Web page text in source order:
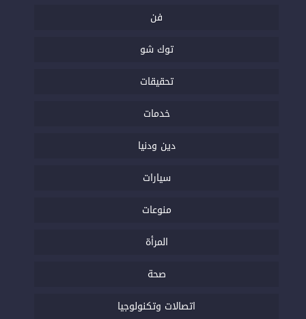
فن
توك شو
تحقيقات
خدمات
دين ودنيا
سيارات
منوعات
المرأة
صحة
اتصالات وتكنولوجيا